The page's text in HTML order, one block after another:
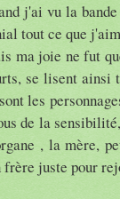
j'ai vu la
tout ce que
ma joie ne fut
se lisent ainsi
les
de la
, la mère,
frère juste pour